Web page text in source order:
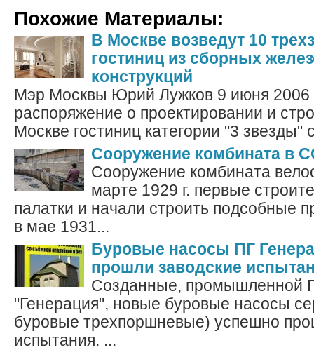
Похожие Материалы:
В Москве возведут 10
гостиниц из сборных
конструкций
Мэр Москвы Юрий Лужков 9 июня 2006
распоряжение о проектировании и
Москве гостиниц категории "3 звезды"
Сооружение комбината в
Сооружение комбината
марте 1929 г. первые
палатки и начали строить подсобные
в мае 1931...
Буровые насосы ПГ
прошли заводские
Созданные, промышленной
"Генерация", новые буровые насосы
буровые трехпоршневые) успешно
испытания. ...